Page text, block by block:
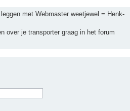
met Webmaster weetjewel = Henk-
over je transporter graag in het forum